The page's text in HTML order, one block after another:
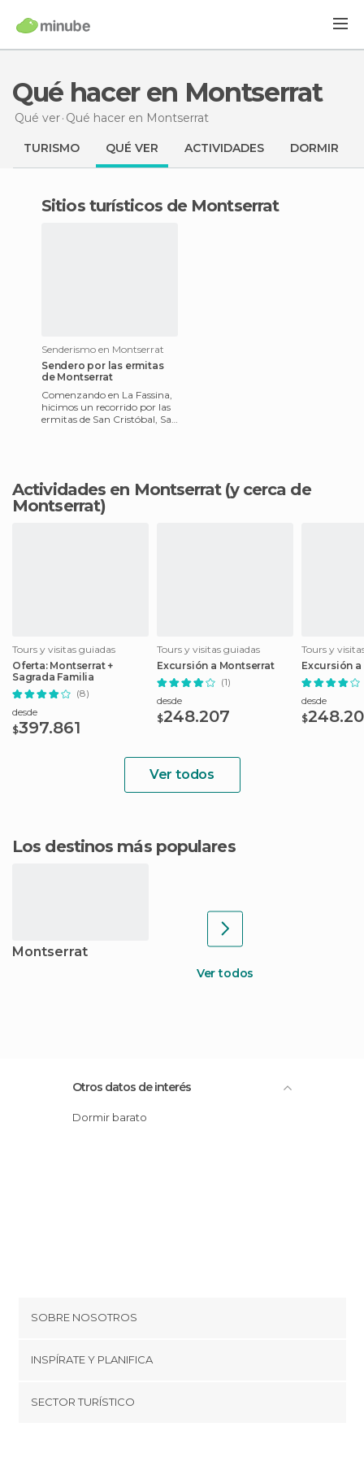
Qué hacer en Montserrat
Qué ver Qué hacer en Montserrat
TURISMO QUÉ VER ACTIVIDADES DORMIR
Sitios turísticos de Montserrat
Senderismo en Montserrat
Sendero por las ermitas
de Montserrat
Comenzando en La Fassina,
hicimos un recorrido por las
ermitas de San Cristóbal, San
Actividades en Montserrat (y cerca de
Montserrat)
Tours y visitas guiadas
Oferta: Montserrat +
Sagrada Familia
(8)
desde
$397.861
Tours y visitas guiadas
Excursión a Montserrat
(1)
desde
$248.207
Tours y
Excursión
desde
$
Ver todos
Los destinos más populares
Montserrat
Ver todos
Otros datos de interés
Dormir barato
SOBRE NOSOTROS
Cookies
Términos y condiciones
INSPÍRATE Y PLANIFICA
SECTOR TURÍSTICO